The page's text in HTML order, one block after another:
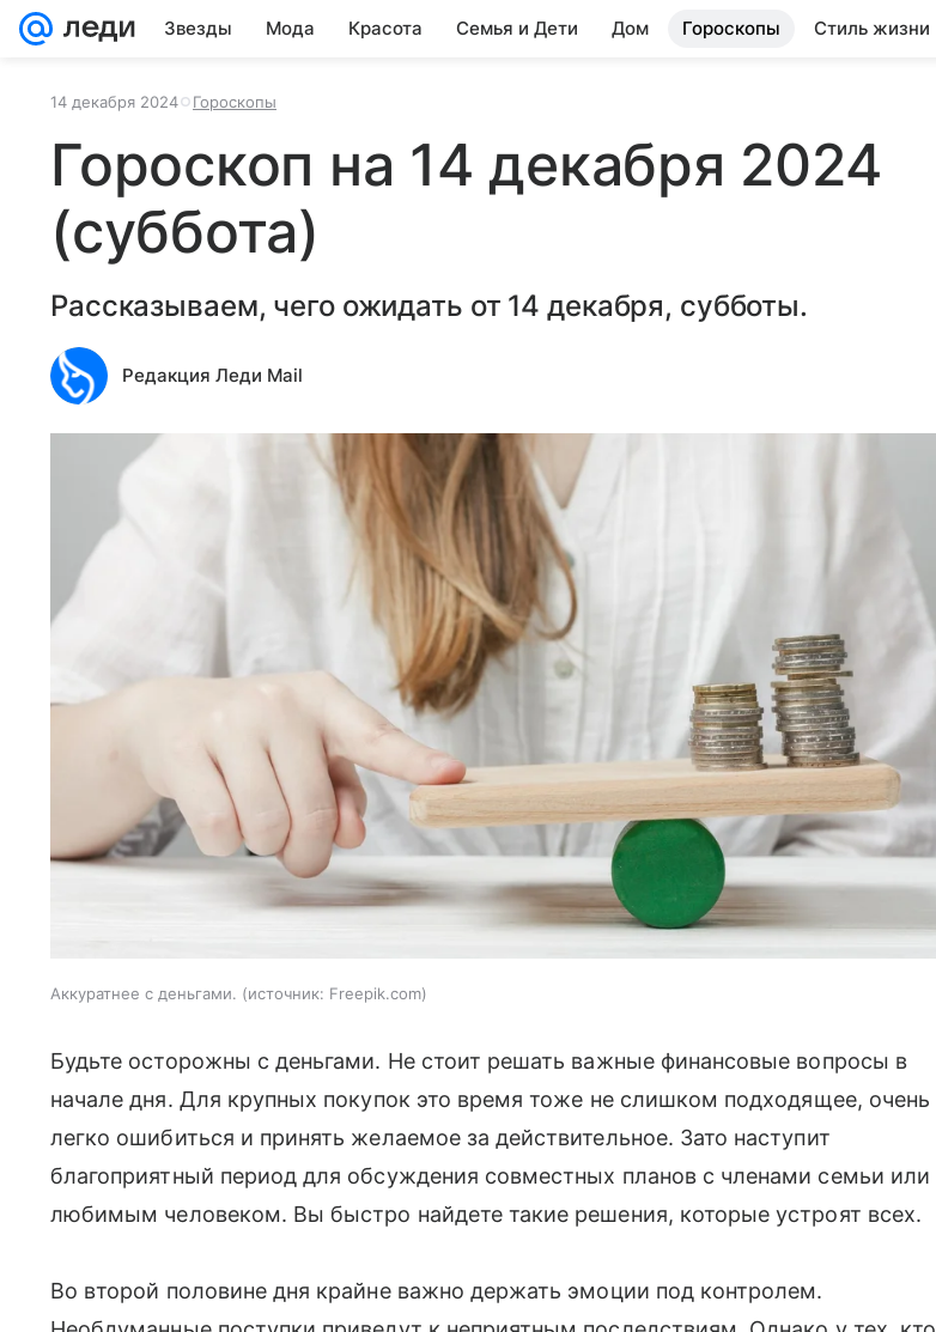
Звезды Мода Красота Семья и Дети Дом Гороскопы Стиль жизни
14 декабря 2024 Гороскопы
Гороскоп на 14 декабря 2024
(суббота)
Рассказываем, чего ожидать от 14 декабря, субботы.
Редакция Леди Mail
Аккуратнее с деньгами. источник: Freepik.com
Будьте осторожны с деньгами. Не стоит решать важные финансовые вопросы в
начале дня. Для крупных покупок это время тоже не слишком подходящее, очень
легко ошибиться и принять желаемое за действительное. Зато наступит
благоприятный период для обсуждения совместных планов с членами семьи или
любимым человеком. Вы быстро найдете такие решения, которые устроят всех.
Во второй половине дня крайне важно держать эмоции под контролем.